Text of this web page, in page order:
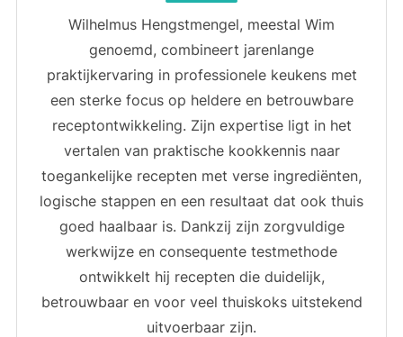
Wilhelmus Hengstmengel, meestal Wim
genoemd, combineert jarenlange
praktijkervaring in professionele keukens met
een sterke focus op heldere en betrouwbare
receptontwikkeling. Zijn expertise ligt in het
vertalen van praktische kookkennis naar
toegankelijke recepten met verse ingrediënten,
logische stappen en een resultaat dat ook thuis
goed haalbaar is. Dankzij zijn zorgvuldige
werkwijze en consequente testmethode
ontwikkelt hij recepten die duidelijk,
betrouwbaar en voor veel thuiskoks uitstekend
uitvoerbaar zijn.